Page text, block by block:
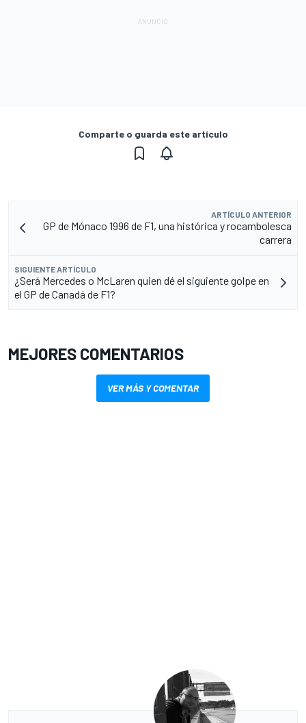
Comparte o guarda este artículo
ARTÍCULO ANTERIOR
GP de Mónaco 1996 de F1, una histórica y rocambolesca
carrera
SIGUIENTE ARTÍCULO
¿Será Mercedes o McLaren quien dé el siguiente golpe en
el GP de Canadá de F1?
MEJORES COMENTARIOS
VER MÁS Y COMENTAR